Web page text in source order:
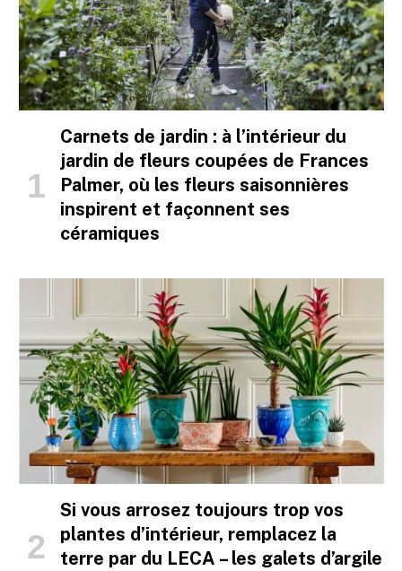
Carnets de jardin : à l’intérieur du
jardin de fleurs coupées de Frances
Palmer, où les fleurs saisonnières
inspirent et façonnent ses
céramiques
Si vous arrosez toujours trop vos
plantes d’intérieur, remplacez la
terre par du LECA – les galets d’argile